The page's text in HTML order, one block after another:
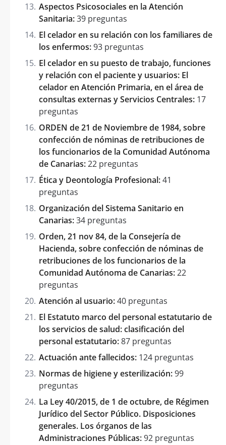
Aspectos Psicosociales en la Atención
Sanitaria:39 preguntas
El celador en su relación con los familiares de
los enfermos:93 preguntas
El celador en su puesto de trabajo, funciones
y relación con el paciente y usuarios: El
celador en Atención Primaria, en el área de
consultas externas y Servicios Centrales: 17
preguntas
ORDEN de 21 de Noviembre de 1984, sobre
confección de nóminas de retribuciones de
los funcionarios de la Comunidad Autónoma
de Canarias:22 preguntas
Ética y Deontología Profesional:41
preguntas
Organización del Sistema Sanitario en
Canarias:34 preguntas
Orden, 21 nov 84, de la Consejería de
Hacienda, sobre confección de nóminas de
retribuciones de los funcionarios de la
Comunidad Autónoma de Canarias:22
preguntas
Atención al usuario:40 preguntas
El Estatuto marco del personal estatutario de
los servicios de salud: clasificación del
personal estatutario:87 preguntas
Actuación ante fallecidos: 124 preguntas
Normas de higiene y esterilización:99
preguntas
La Ley 40/2015, de 1 de octubre, de Régimen
Jurídico del Sector Público. Disposiciones
generales. Los órganos de las
Administraciones Públicas:92 preguntas